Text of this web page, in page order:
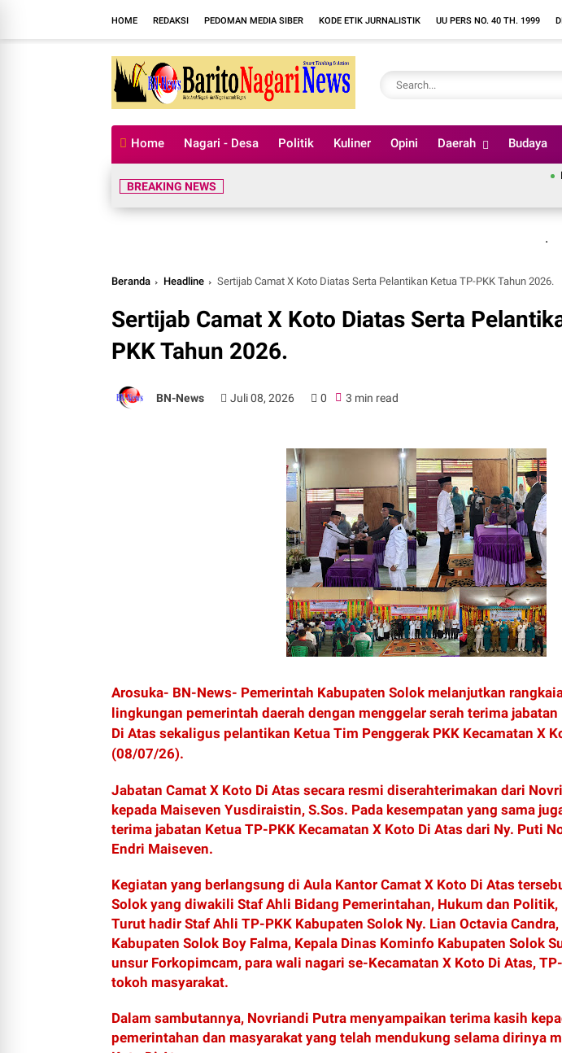
HOME REDAKSI PEDOMAN MEDIA SIBER KODE ETIK JURNALISTIK UU PERS NO. 40 TH. 1999
Home Nagari - Desa Politik Kuliner Opini Daerah Budaya
BREAKING NEWS
Dua
.
Beranda Headline Sertijab Camat X Koto Diatas Serta Pelantikan Ketua TP-PKK Tahun 2026.
Sertijab Camat X Koto Diatas Serta
PKK Tahun 2026.
BN-News Juli 08, 2026 0 3 min read
Arosuka- BN-News- Pemerintah Kabupaten Solok melanjutkan
lingkungan pemerintah daerah dengan menggelar serah terima
Di Atas sekaligus pelantikan Ketua Tim Penggerak PKK Kecamatan X
(08/07/26).
Jabatan Camat X Koto Di Atas secara resmi diserahterimakan dari
kepada Maiseven Yusdiraistin, S.Sos. Pada kesempatan yang sama
terima jabatan Ketua TP-PKK Kecamatan X Koto Di Atas dari Ny. Puti
Endri Maiseven.
Kegiatan yang berlangsung di Aula Kantor Camat X Koto Di Atas
Solok yang diwakili Staf Ahli Bidang Pemerintahan, Hukum dan Politik,
Turut hadir Staf Ahli TP-PKK Kabupaten Solok Ny. Lian Octavia Candra,
Kabupaten Solok Boy Falma, Kepala Dinas Kominfo Kabupaten Solok
unsur Forkopimcam, para wali nagari se-Kecamatan X Koto Di Atas,
tokoh masyarakat.
Dalam sambutannya, Novriandi Putra menyampaikan terima kasih
pemerintahan dan masyarakat yang telah mendukung selama dirinya